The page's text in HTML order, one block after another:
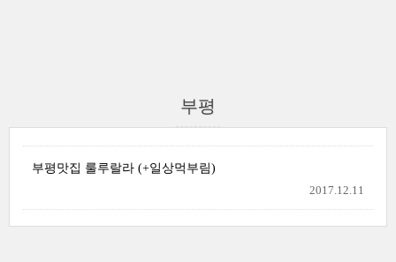
부평
부평맛집 룰루랄라 (+일상먹부림)
2017.12.11